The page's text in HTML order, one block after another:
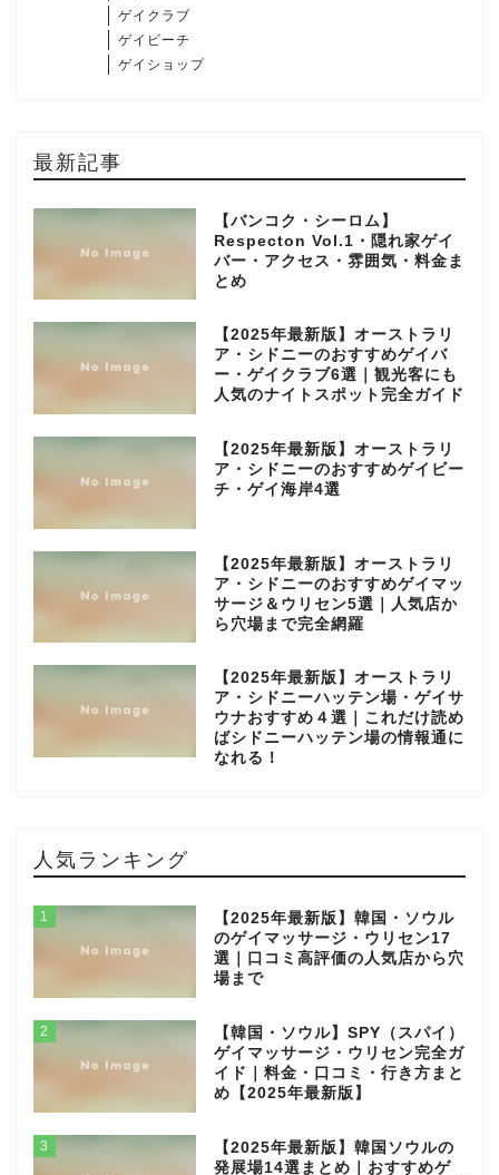
ゲイクラブ
ゲイビーチ
ゲイショップ
最新記事
【バンコク・シーロム】
Respecton Vol.1・隠れ家ゲイ
バー・アクセス・雰囲気・料金ま
とめ
【2025年最新版】オーストラリ
ア・シドニーのおすすめゲイバ
ー・ゲイクラブ6選｜観光客にも
人気のナイトスポット完全ガイド
【2025年最新版】オーストラリ
ア・シドニーのおすすめゲイビー
チ・ゲイ海岸4選
【2025年最新版】オーストラリ
ア・シドニーのおすすめゲイマッ
サージ＆ウリセン5選｜人気店か
ら穴場まで完全網羅
【2025年最新版】オーストラリ
ア・シドニーハッテン場・ゲイサ
ウナおすすめ４選｜これだけ読め
ばシドニーハッテン場の情報通に
なれる！
人気ランキング
1
【2025年最新版】韓国・ソウル
のゲイマッサージ・ウリセン17
選｜口コミ高評価の人気店から穴
場まで
2
【韓国・ソウル】SPY（スパイ）
ゲイマッサージ・ウリセン完全ガ
イド｜料金・口コミ・行き方まと
め【2025年最新版】
3
【2025年最新版】韓国ソウルの
発展場14選まとめ｜おすすめゲ